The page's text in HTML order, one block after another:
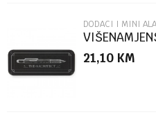
POŠALJI
DODACI I MINI
ARCHITECT
21,10 KM